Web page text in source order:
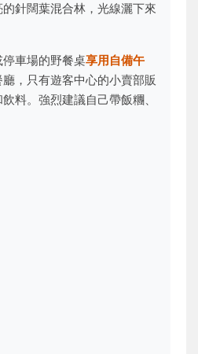
針闊葉混合林，光線灑下來
停車場的野餐桌享用自備午
，只有遊客中心的小賣部販
料。強烈建議自己帶飯糰、